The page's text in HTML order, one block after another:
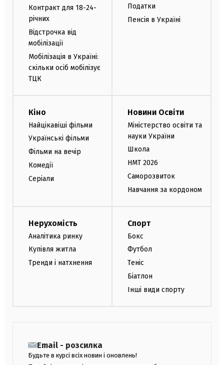
Контракт для 18-24-
річних
Відстрочка від
мобілізації
Мобілізація в Україні:
скільки осіб мобілізує
ТЦК
Податки
Пенсія в Україні
Кіно
Найцікавіші фільми
Українські фільми
Фільми на вечір
Комедії
Серіали
Новини Освіти
Міністерство освіти та
науки України
Школа
НМТ 2026
Саморозвиток
Навчання за кордоном
Нерухомість
Аналітика ринку
Купівля житла
Тренди і натхнення
Спорт
Бокс
Футбол
Теніс
Біатлон
Інші види спорту
Email - розсилка
Будьте в курсі всіх новин і оновлень!